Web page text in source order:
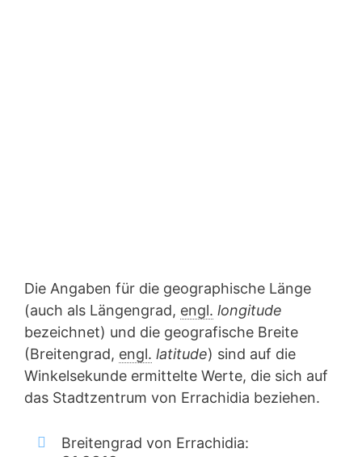
Die Angaben für die geographische Länge
(auch als Längengrad, engl. longitude
bezeichnet) und die geografische Breite
(Breitengrad, engl. latitude) sind auf die
Winkelsekunde ermittelte Werte, die sich auf
das Stadtzentrum von Errachidia beziehen.
Breitengrad von Errachidia: